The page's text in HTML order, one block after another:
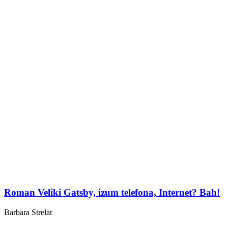
Roman Veliki Gatsby, izum telefona, Internet? Bah!
Barbara Strelar